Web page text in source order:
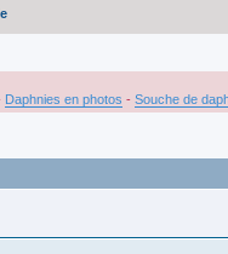
Daphnies en photos - Souche de